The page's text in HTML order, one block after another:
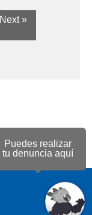
Puedes realizar
tu denuncia aquí
Next »